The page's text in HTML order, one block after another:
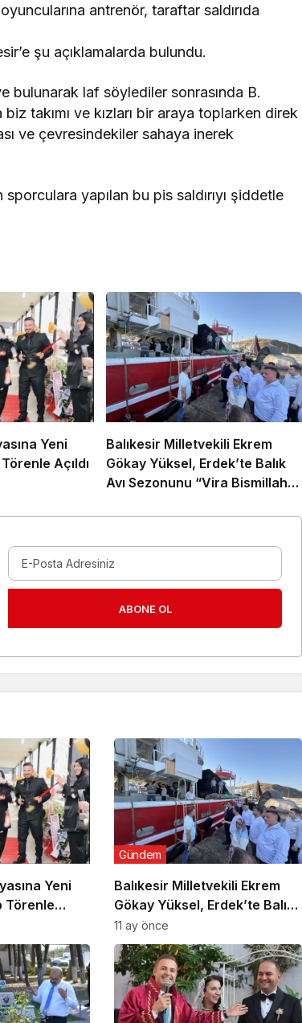
antrenör, taraftar saldırıda
şu açıklamalarda bulundu.
bulunarak laf söylediler sonrasında B.
takımı ve kızları bir araya toplarken direk
ve çevresindekiler sahaya inerek
yapılan bu pis saldırıyı şiddetle
Yeni
Açıldı
Balıkesir Milletvekili Ekrem
Gökay Yüksel, Erdek’te Balık
Avı Sezonunu “Vira Bismillah”
ABONE OL
Yeni
Törenle
Balıkesir Milletvekili Ekrem
Gökay Yüksel, Erdek’te Balık
Avı Sezonunu “Vira Bismillah”
ile Açtı
Gündem
11 ay önce